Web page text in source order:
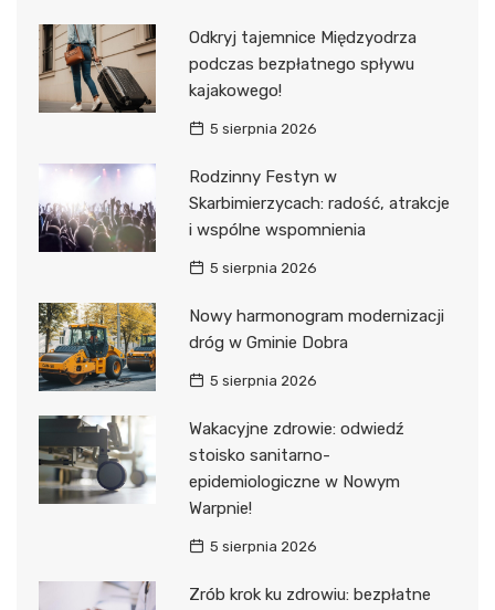
Odkryj tajemnice Międzyodrza
podczas bezpłatnego spływu
kajakowego!
5 sierpnia 2026
Rodzinny Festyn w
Skarbimierzycach: radość, atrakcje
i wspólne wspomnienia
5 sierpnia 2026
Nowy harmonogram modernizacji
dróg w Gminie Dobra
5 sierpnia 2026
Wakacyjne zdrowie: odwiedź
stoisko sanitarno-
epidemiologiczne w Nowym
Warpnie!
5 sierpnia 2026
Zrób krok ku zdrowiu: bezpłatne